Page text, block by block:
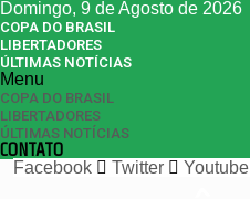
Domingo, 9 de Agosto de 2026
COPA DO BRASIL
LIBERTADORES
ÚLTIMAS NOTÍCIAS
Menu
COPA DO BRASIL
LIBERTADORES
ÚLTIMAS NOTÍCIAS
CONTATO
Facebook
Twitter Youtube